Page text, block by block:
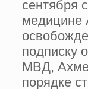
сентября
медицине
подписку
МВД,
порядке